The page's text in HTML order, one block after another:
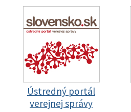
Ústredný portál
verejnej správy